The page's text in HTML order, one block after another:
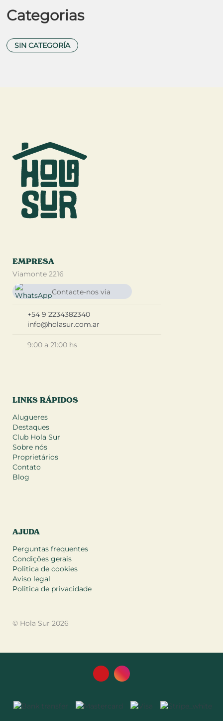
Categorias
SIN CATEGORÍA
EMPRESA
Viamonte 2216
Contacte-nos via
Whatsapp
+54 9 2234382340
info@holasur.com.ar
9:00 a 21:00 hs
LINKS RÁPIDOS
Alugueres
Destaques
Club Hola Sur
Sobre nós
Proprietários
Contato
Blog
AJUDA
Perguntas frequentes
Condições gerais
Politica de cookies
Aviso legal
Politica de privacidade
© Hola Sur 2026